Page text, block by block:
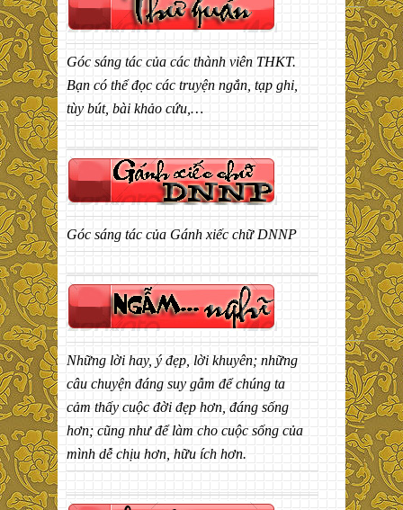
Góc sáng tác của các thành viên THKT.
Bạn có thể đọc các truyện ngắn, tạp ghi,
tùy bút, bài khảo cứu,…
Góc sáng tác của Gánh xiếc chữ DNNP
Những lời hay, ý đẹp, lời khuyên; những
câu chuyện đáng suy gẫm để chúng ta
cảm thấy cuộc đời đẹp hơn, đáng sống
hơn; cũng như để làm cho cuộc sống của
mình dễ chịu hơn, hữu ích hơn.